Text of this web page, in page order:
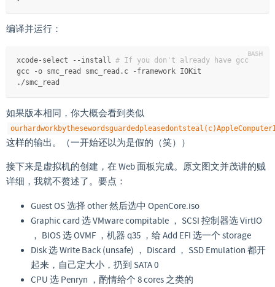
编译并运行：
xcode-select --install # If you don't already have gcc
gcc -o smc_read smc_read.c -framework IOKit
./smc_read
如果版本相同，你大概会看到类似
这样的输出。（一开始还以为是假的（笑））
接下来是虚拟机的创建，在 Web 面板完成。原文图文并茂讲的贼
详细，我就不赘述了。要点：
Guest OS 选择 other 然后选中 OpenCore.iso
Graphic card 选 VMware compitable ， SCSI 控制器选 VirtIO
， BIOS 选 OVMF ，机器 q35 ，给 Add EFI 选一个 storage
Disk 选 Write Back (unsafe) ， Discard ， SSD Emulation 都开
起来，自己定大小，扔到 SATA 0
CPU 选 Penryn ，酌情给个 8 cores 之类的